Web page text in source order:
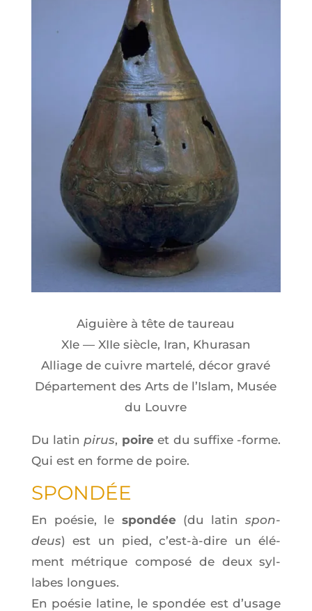
Aiguière à tête de taureau
XIe — XIIe siècle, Iran, Khurasan
Alliage de cuivre mar­te­lé, décor gravé
Dépar­te­ment des Arts de l’Is­lam, Musée
du Louvre
Du latin pirus, poireet du suf­fixe ‑forme.
Qui est en forme de poire.
SPON­DÉE
En poé­sie, le spon­dée(du latinspon­
deus) est un pied, c’est-à-dire un élé­
ment métrique com­po­sé de deux syl­
labes longues.
En poé­sie latine, le spon­dée est d’u­sage